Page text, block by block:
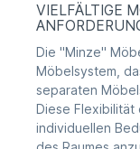
VIELFÄLTIGE
Die "Minze"
Möbelsystem,
separaten
Diese Flexibilität
individuellen